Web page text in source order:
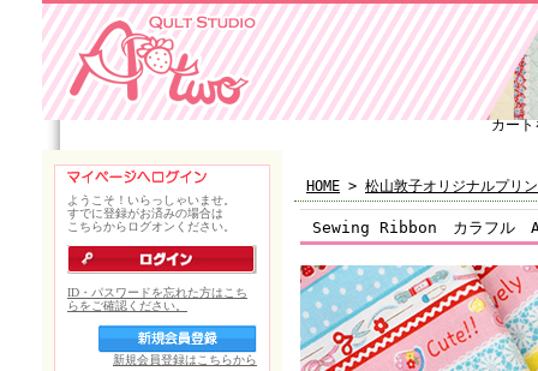
カート
HOME > 松山敦子オリジナルプリ
Sewing Ribbon カラフル